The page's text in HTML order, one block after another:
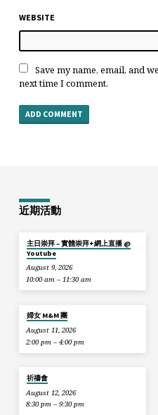
WEBSITE
Save my name, email, and
next time I comment.
近期活動
主日崇拜 – 實體崇拜+網上直播 @
Youtube
August 9, 2026
10:00 am – 11:30 am
婦女 M&M 團
August 11, 2026
2:00 pm – 4:00 pm
祈禱會
August 12, 2026
8:30 pm – 9:30 pm